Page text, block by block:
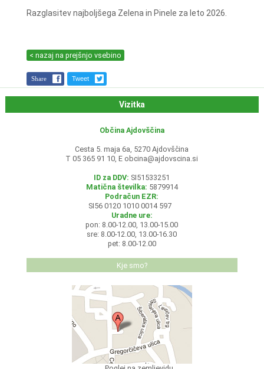
Razglasitev najboljšega Zelena in Pinele za leto 2026.
< nazaj na prejšnjo vsebino
Share Tweet
Vizitka
Občina Ajdovščina
Cesta 5. maja 6a, 5270 Ajdovščina
T 05 365 91 10, E obcina@ajdovscina.si
ID za DDV: SI51533251
Matična številka: 5879914
Podračun EZR:
SI56 0120 1010 0014 597
Uradne ure:
pon: 8.00-12.00, 13.00-15.00
sre: 8.00-12.00, 13.00-16.30
pet: 8.00-12.00
Kje smo?